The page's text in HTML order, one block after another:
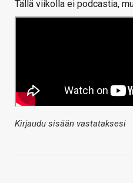
Tällä viikolla ei podcastia,
Kirjaudu sisään vastataksesi